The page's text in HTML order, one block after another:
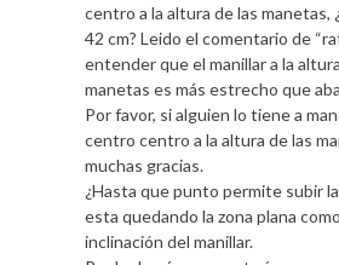
centro a la altura de las manetas,
42 cm? Leido el comentario de
entender que el manillar a la
manetas es más estrecho que
Por favor, si alguien lo tiene a
centro centro a la altura de las
muchas gracias.
¿Hasta que punto permite subir
esta quedando la zona plana
inclinación del manillar.